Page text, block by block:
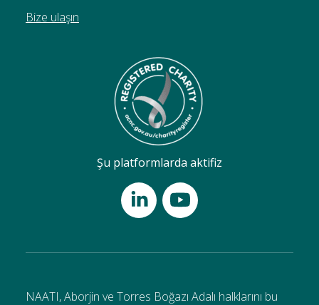
Bize ulaşın
Şu platformlarda aktifiz
NAATI, Aborjin ve Torres Boğazı Adalı halklarını bu